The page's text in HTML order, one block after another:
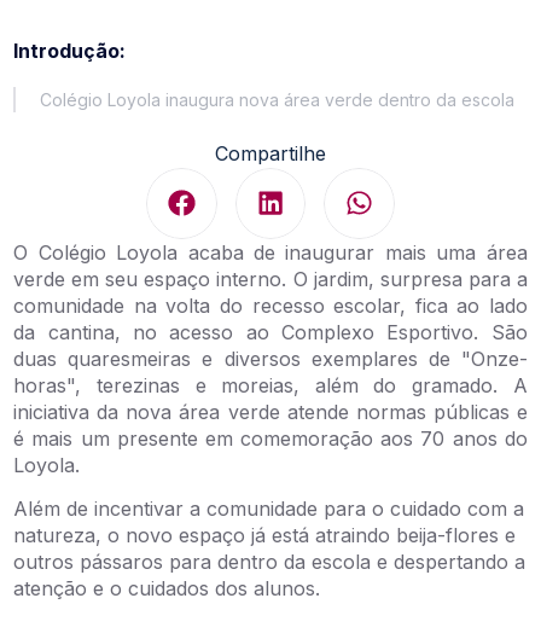
Introdução:
Colégio Loyola inaugura nova área verde dentro da escola
Compartilhe
O Colégio Loyola acaba de inaugurar mais uma área
verde em seu espaço interno. O jardim, surpresa para a
comunidade na volta do recesso escolar, fica ao lado
da cantina, no acesso ao Complexo Esportivo. São
duas quaresmeiras e diversos exemplares de "Onze-
horas", terezinas e moreias, além do gramado. A
iniciativa da nova área verde atende normas públicas e
é mais um presente em comemoração aos 70 anos do
Loyola.
Além de incentivar a comunidade para o cuidado com a
natureza, o novo espaço já está atraindo beija-flores e
outros pássaros para dentro da escola e despertando a
atenção e o cuidados dos alunos.